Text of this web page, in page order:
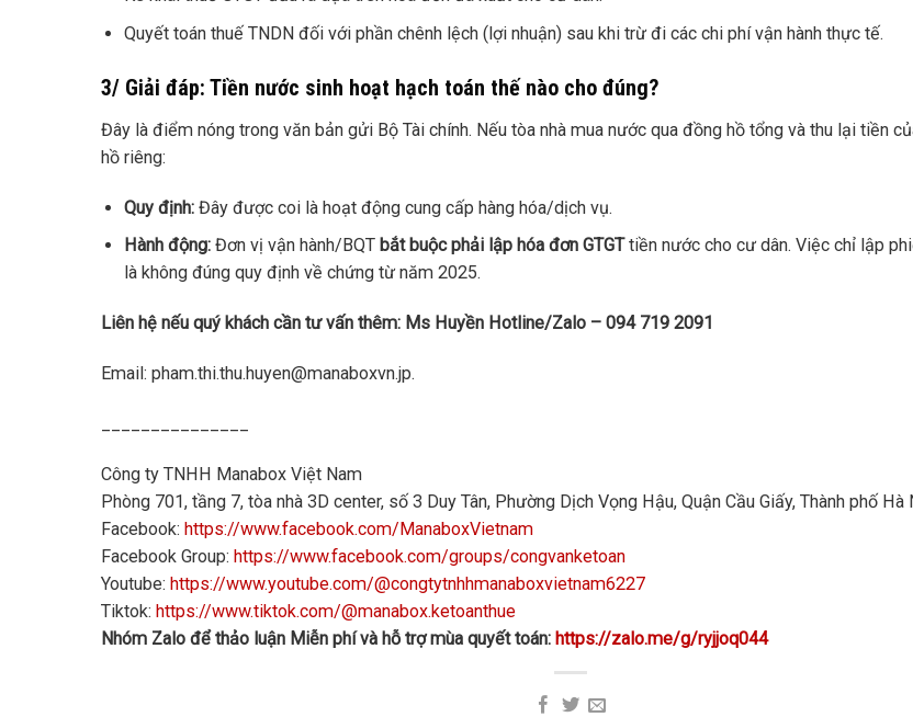
Quyết toán thuế TNDN đối với phần chênh lệch (lợi nhuận) sau khi trừ đi các chi phí vận hành thực tế.
3/ Giải đáp: Tiền nước sinh hoạt hạch toán thế nào cho đúng?
Đây là điểm nóng trong văn bản gửi Bộ Tài chính. Nếu tòa nhà mua nước qua đồng hồ tổng và thu lại tiền
hồ riêng:
Quy định: Đây được coi là hoạt động cung cấp hàng hóa/dịch vụ.
Hành động: Đơn vị vận hành/BQT bắt buộc phải lập hóa đơn GTGTtiền nước cho cư dân. Việc chỉ lập
là không đúng quy định về chứng từ năm 2025.
Liên hệ nếu quý khách cần tư vấn thêm: Ms Huyền Hotline/Zalo – 094 719 2091
Email: pham.thi.thu.huyen@manaboxvn.jp.
Công ty TNHH Manabox Việt Nam
Phòng 701, tầng 7, tòa nhà 3D center, số 3 Duy Tân, Phường Dịch Vọng Hậu, Quận Cầu Giấy, Thành phố
Facebook: https://www.facebook.com/ManaboxVietnam
Facebook Group: https://www.facebook.com/groups/congvanketoan
Youtube: https://www.youtube.com/@congtytnhhmanaboxvietnam6227
Tiktok: https://www.tiktok.com/@manabox.ketoanthue
Nhóm Zalo để thảo luận Miễn phí và hỗ trợ mùa quyết toán: https://zalo.me/g/ryjjoq044